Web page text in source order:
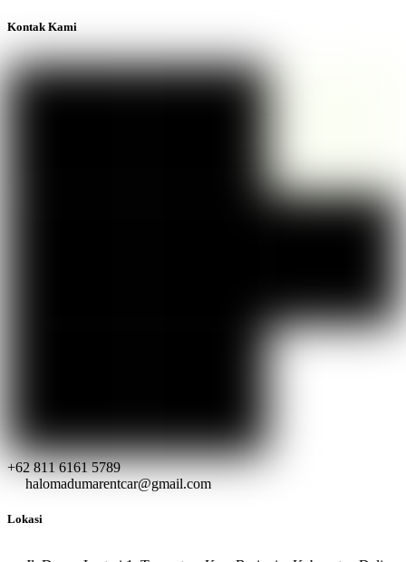
Kontak Kami
+62 811 6161 5789
halomadumarentcar@gmail.com
Lokasi